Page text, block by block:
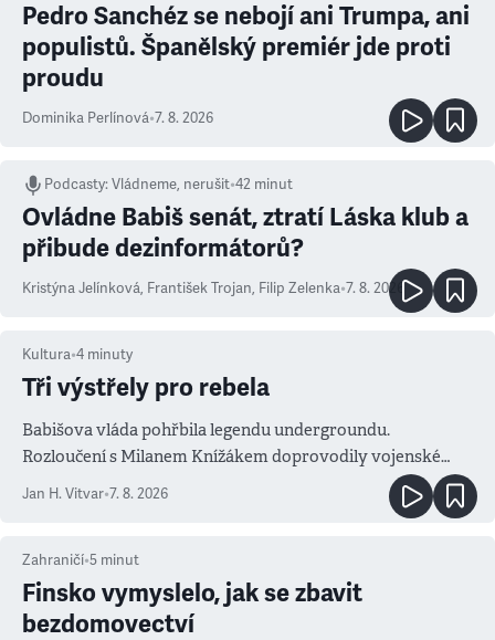
Pedro Sanchéz se nebojí ani Trumpa, ani
populistů. Španělský premiér jde proti
proudu
Dominika Perlínová•7. 8. 2026
Podcasty:Vládneme, nerušit•42 minut
Ovládne Babiš senát, ztratí Láska klub a
přibude dezinformátorů?
Kristýna Jelínková, František Trojan, Filip Zelenka•7. 8. 2026
Kultura•4 minuty
Tři výstřely pro rebela
Babišova vláda pohřbila legendu undergroundu.
Rozloučení s Milanem Knížákem doprovodily vojenské
salvy i kritika pokrokářů
Jan H. Vitvar•7. 8. 2026
Zahraničí•5 minut
Finsko vymyslelo, jak se zbavit
bezdomovectví